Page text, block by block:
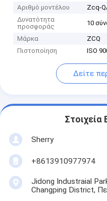
Αριθμό μοντέλου
Zcq-
Δυνατότητα
προσφοράς
10
Μάρκα
ZCQ
Πιστοποίηση
ISO
Δείτε
Στοιχεία
Sherry
+8613910977974
Jidong Industraial
Changping District,